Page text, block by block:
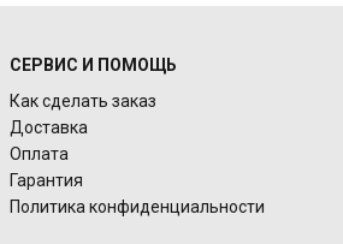
СЕРВИС И ПОМОЩЬ
Как сделать заказ
Доставка
Оплата
Гарантия
Политика конфиденциальности